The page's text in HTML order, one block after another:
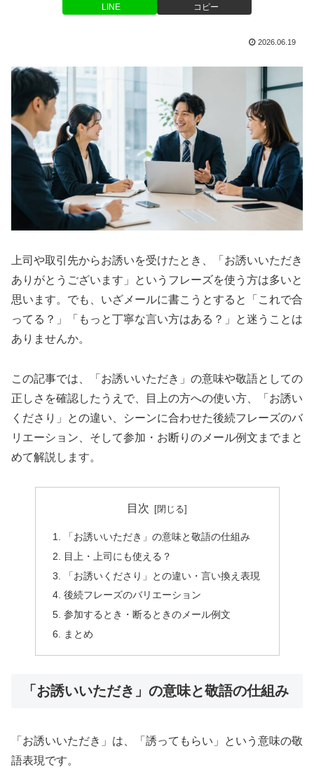
LINE コピー
2026.06.19
上司や取引先からお誘いを受けたとき、「お誘いいただき
ありがとうございます」というフレーズを使う方は多いと
思います。でも、いざメールに書こうとすると「これで合
ってる？」「もっと丁寧な言い方はある？」と迷うことは
ありませんか。
この記事では、「お誘いいただき」の意味や敬語としての
正しさを確認したうえで、目上の方への使い方、「お誘い
くださり」との違い、シーンに合わせた後続フレーズのバ
リエーション、そして参加・お断りのメール例文までまと
めて解説します。
目次
「お誘いいただき」の意味と敬語の仕組み
目上・上司にも使える？
「お誘いくださり」との違い・言い換え表現
後続フレーズのバリエーション
参加するとき・断るときのメール例文
まとめ
「お誘いいただき」の意味と敬語の仕組み
「お誘いいただき」は、「誘ってもらい」という意味の敬
語表現です。